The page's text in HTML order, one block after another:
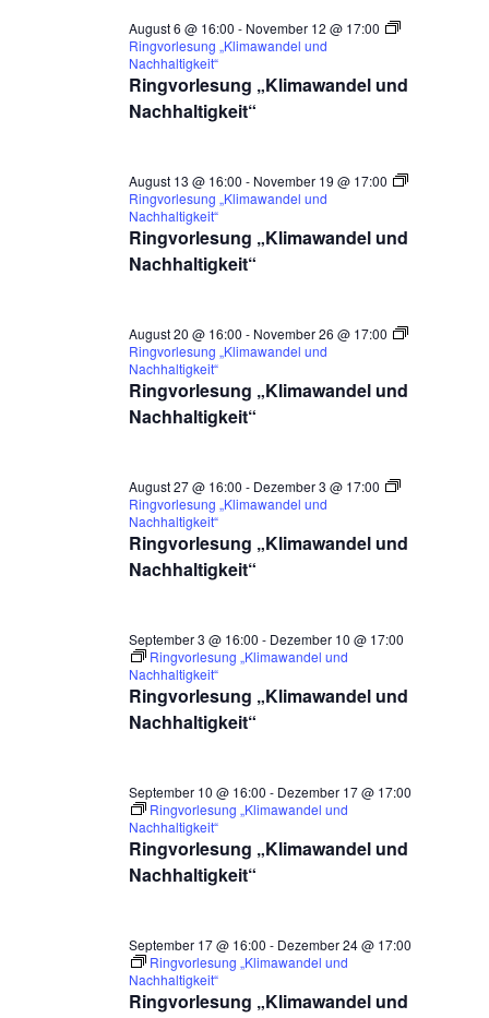
Ringvorlesung „Klimawandel und
Nachhaltigkeit“
August 6 @ 16:00 - November 12 @ 17:00
Ringvorlesung „Klimawandel und
Nachhaltigkeit“
Ringvorlesung „Klimawandel und
Nachhaltigkeit“
August 13 @ 16:00 - November 19 @ 17:00
Ringvorlesung „Klimawandel und
Nachhaltigkeit“
Ringvorlesung „Klimawandel und
Nachhaltigkeit“
August 20 @ 16:00 - November 26 @ 17:00
Ringvorlesung „Klimawandel und
Nachhaltigkeit“
Ringvorlesung „Klimawandel und
Nachhaltigkeit“
August 27 @ 16:00 - Dezember 3 @ 17:00
Ringvorlesung „Klimawandel und
Nachhaltigkeit“
Ringvorlesung „Klimawandel und
Nachhaltigkeit“
September 3 @ 16:00 - Dezember 10 @ 17:00
Ringvorlesung „Klimawandel und
Nachhaltigkeit“
Ringvorlesung „Klimawandel und
Nachhaltigkeit“
September 10 @ 16:00 - Dezember 17 @ 17:00
Ringvorlesung „Klimawandel und
Nachhaltigkeit“
Ringvorlesung „Klimawandel und
September 17 @ 16:00 - Dezember 24 @ 17:00
Ringvorlesung „Klimawandel und
Nachhaltigkeit“